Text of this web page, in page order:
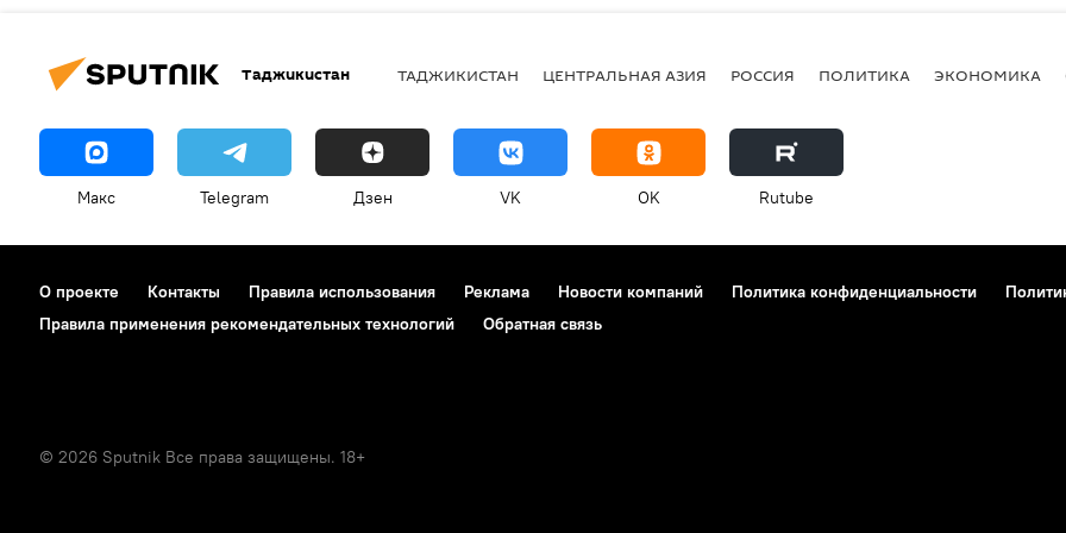
Таджикистан ТАДЖИКИСТАН ЦЕНТРАЛЬНАЯ АЗИЯ РОССИЯ ПОЛИТИКА ЭКОНОМИКА
Макс Telegram Дзен VK OK Rutube
О проекте Контакты Правила использования Реклама Новости компаний Политика конфиденциальности
Правила применения рекомендательных технологий
Обратная связь
© 2026 Sputnik Все права защищены. 18+